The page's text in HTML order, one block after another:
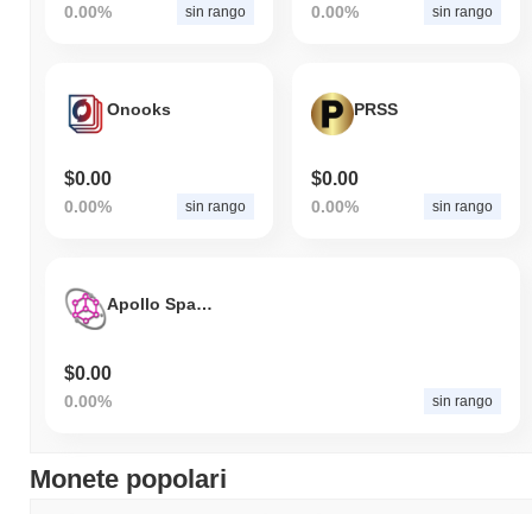
0.00% sin rango 0.00% sin rango
Onooks
$0.00
0.00% sin rango
PRSS
$0.00
0.00% sin rango
Apollo Space Token
$0.00
0.00% sin rango
Monete popolari